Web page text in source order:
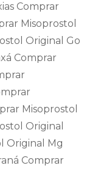
Comprar
Misoprostol
Original Go
Comprar
Misoprostol
Original
Original Mg
Comprar